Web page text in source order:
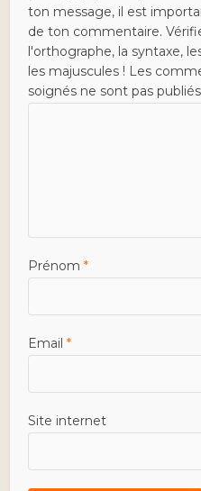
ton message, il est
de ton commentaire.
l'orthographe, la syntaxe,
les majuscules ! Les
soignés ne sont pas
Prénom*
Email*
Site internet